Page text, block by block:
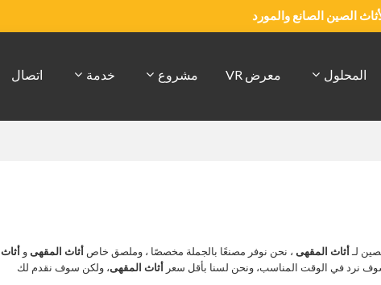
الصين الصانع والمورد
المحلول معرض VR مشروع خدمة اتصال
لـأثاث المقهى، نحن نوفر مصنعًا بالجملة مخصصًا ، وملصق خاص أثاث المقهىو أثاث
نرد في الوقت المناسب، ونحن لسنا بأقل سعر أثاث المقهى، ولكن سوف نقدم لك